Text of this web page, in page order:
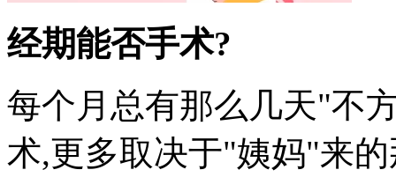
经期能否手术?
每个月总有那么几天"不
术,更多取决于"姨妈"来